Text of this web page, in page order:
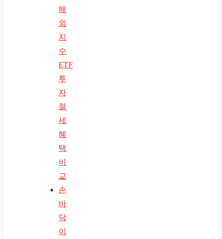
해
외
지
수
ETF
투
자
절
세
혜
택
비
교
손
바
닥
이